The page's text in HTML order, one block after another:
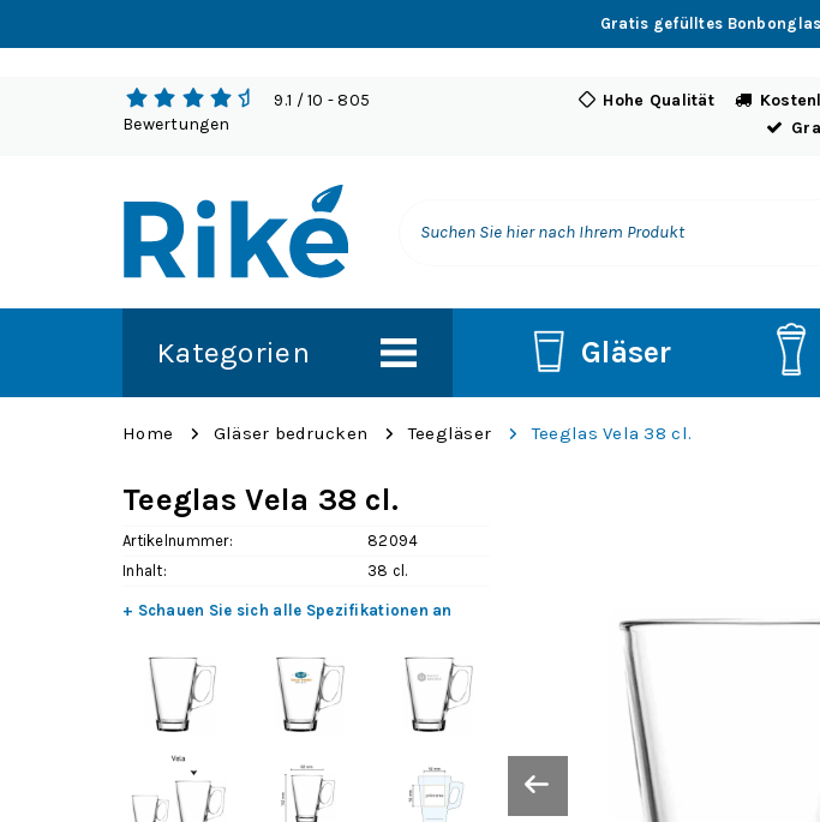
Gratis gefülltes
9.1 / 10 - 805
Bewertungen
Hohe Qualität
Kategorien Gläser
Home Gläser bedrucken Teegläser Teeglas Vela 38 cl.
Teeglas Vela 38 cl.
Artikelnummer:
82094
Inhalt:
38 cl.
+ Schauen Sie sich alle Spezifikationen an